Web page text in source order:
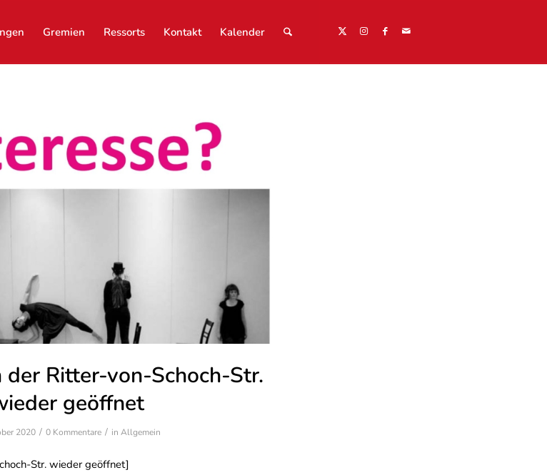
Gremien Ressorts Kontakt Kalender
der Ritter-von-Schoch-Str.
geöffnet
2020 / 0 Kommentare / in Allgemein
Str. wieder geöffnet]